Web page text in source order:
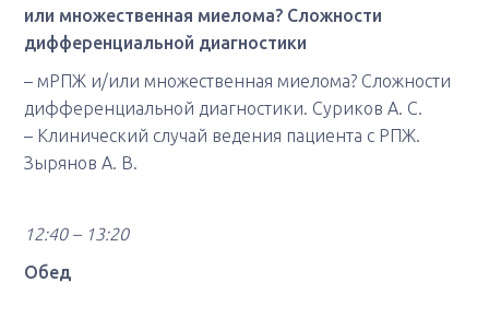
или множественная миелома? Сложности
дифференциальной диагностики
– мРПЖ и/или множественная миелома? Сложности
дифференциальной диагностики. Суриков А. С.
– Клинический случай ведения пациента с РПЖ.
Зырянов А. В.
12:40 – 13:20
Обед